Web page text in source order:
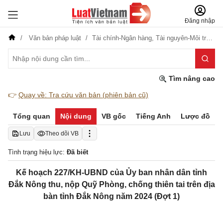
Đăng nhập
Văn bản pháp luật Tài chính-Ngân hàng, Tài nguyên-Môi trường
Tìm nâng cao
👉 Quay về: Tra cứu văn bản (phiên bản cũ)
Tổng quan Nội dung VB gốc Tiếng Anh Lược đồ
Lưu Theo dõi VB
Tình trạng hiệu lực: Đã biết
Kế hoạch 227/KH-UBND của Ủy ban nhân dân tỉnh
Đắk Nông thu, nộp Quỹ Phòng, chống thiên tai trên địa
bàn tỉnh Đắk Nông năm 2024 (Đợt 1)